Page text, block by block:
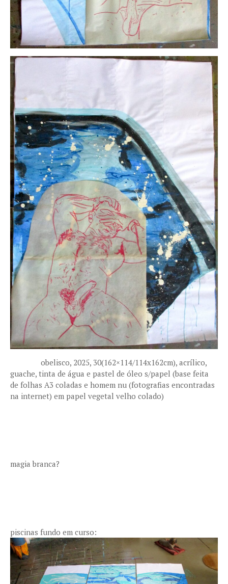
obelisco, 2025, 30(162×114/114x162cm), acrílico,
guache, tinta de água e pastel de óleo s/papel (base feita
de folhas A3 coladas e homem nu (fotografias encontradas
na internet) em papel vegetal velho colado)
magia branca?
piscinas fundo em curso: